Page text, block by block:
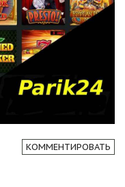
КОММЕНТИРОВАТЬ